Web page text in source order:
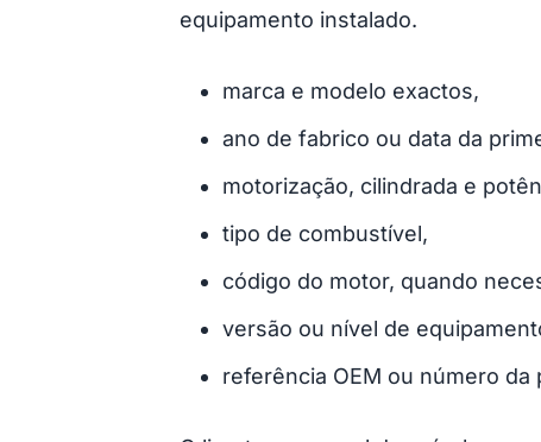
equipamento instalado.
marca e modelo exactos,
ano de fabrico ou data da
motorização, cilindrada e
tipo de combustível,
código do motor, quando
versão ou nível de
referência OEM ou número